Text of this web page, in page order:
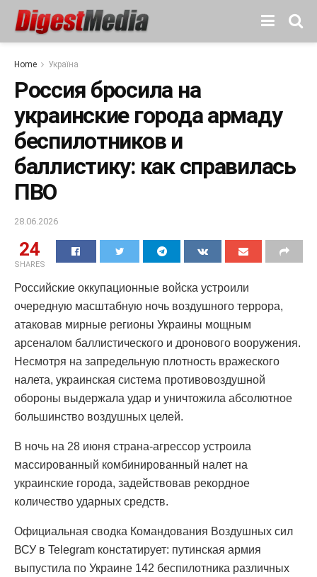
Home Україна
Россия бросила на
украинские города армаду
беспилотников и
баллистику: как справилась
ПВО
28.06.2026
24
SHARES
Российские оккупационные войска устроили
очередную масштабную ночь воздушного террора,
атаковав мирные регионы Украины мощным
арсеналом баллистического и дронового вооружения.
Несмотря на запредельную плотность вражеского
налета, украинская система противовоздушной
обороны выдержала удар и уничтожила абсолютное
большинство воздушных целей.
В ночь на 28 июня страна-агрессор устроила
массированный комбинированный налет на
украинские города, задействовав рекордное
количество ударных средств.
Официальная сводка Командования Воздушных сил
ВСУ в Telegram констатирует: путинская армия
выпустила по Украине 142 беспилотника различных